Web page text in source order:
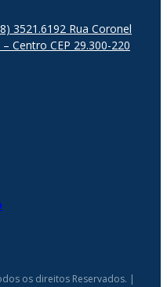
3521.6192 Rua Coronel
Centro CEP 29.300-220
os direitos Reservados. |